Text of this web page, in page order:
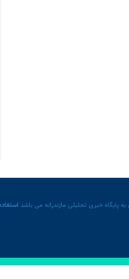
پایگاه خبری تحلیلی مازندرانه می باشد